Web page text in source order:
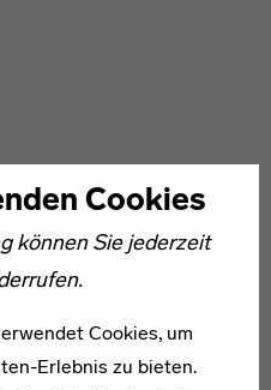
Cookies
können Sie jederzeit
Cookies, um
Erlebnis zu bieten.
ZUM THEMA